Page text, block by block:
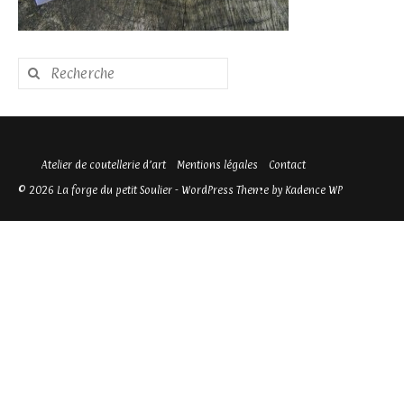
Rechercher
:
Atelier de coutellerie d’art Mentions légales
Contact
© 2026 La forge du petit Soulier - WordPress Theme by Kadence WP